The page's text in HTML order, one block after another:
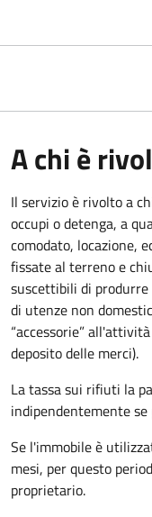
A chi è
Il servizio è rivolto a
occupi o detenga, a
comodato, locazione,
fissate al terreno e
suscettibili di
di utenze non
“accessorie”
deposito delle merci).
La tassa sui rifiuti la
indipendentemente
Se l'immobile è
mesi, per questo
proprietario.